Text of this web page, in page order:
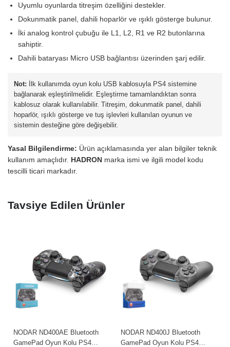
Uyumlu oyunlarda titreşim özelliğini destekler.
Dokunmatik panel, dahili hoparlör ve ışıklı gösterge bulunur.
İki analog kontrol çubuğu ile L1, L2, R1 ve R2 butonlarına
sahiptir.
Dahili bataryası Micro USB bağlantısı üzerinden şarj edilir.
Not: İlk kullanımda oyun kolu USB kablosuyla PS4 sistemine
bağlanarak eşleştirilmelidir. Eşleştirme tamamlandıktan sonra
kablosuz olarak kullanılabilir. Titreşim, dokunmatik panel, dahili
hoparlör, ışıklı gösterge ve tuş işlevleri kullanılan oyunun ve
sistemin desteğine göre değişebilir.
Yasal Bilgilendirme: Ürün açıklamasında yer alan bilgiler teknik
kullanım amaçlıdır. HADRON marka ismi ve ilgili model kodu
tescilli ticari markadır.
Tavsiye Edilen Ürünler
NODAR ND400AE Bluetooth
GamePad Oyun Kolu PS4
NODAR ND400J Bluetooth
GamePad Oyun Kolu PS4